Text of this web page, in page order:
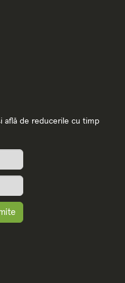
află de reducerile cu timp